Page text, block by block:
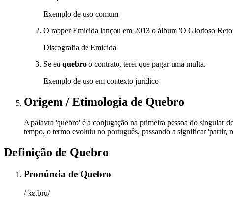
Exemplo de uso comum
O rapper Emicida lançou em 2013 o álbum 'O Glorioso
Discografia de Emicida
Se eu quebro o contrato, terei que pagar uma multa.
Exemplo de uso em contexto jurídico
Origem / Etimologia de Quebro
A palavra 'quebro' é a conjugação na primeira pessoa do singular
tempo, o termo evoluiu no português, passando a significar
Definição de Quebro
Pronúncia de Quebro
/ˈkɛ.bɾu/